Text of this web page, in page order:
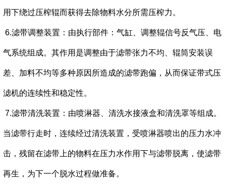
用下绕过压榨辊而获得去除物料水分所需压榨力。
6.滤带调整装置：由执行部件：气缸、调整辊信号反气压、电
气系统组成。其作用是调整由于滤带张力不均、辊筒安装误
差、加料不均等多种原因所造成的滤带跑偏，从而保证带式压
滤机的连续性和稳定性。
7.滤带清洗装置：由喷淋器、清洗水接液盒和清洗罩等组成。
当滤带行走时，连续经过清洗装置，受喷淋器喷出的压力水冲
击，残留在滤带上的物料在压力水作用下与滤带脱离，使滤带
再生，为下一个脱水过程做准备。